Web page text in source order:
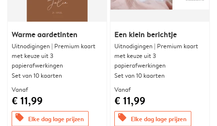
Warme aardetinten
Uitnodigingen | Premium kaart
met keuze uit 3
papierafwerkingen
Set van 10 kaarten
Vanaf
€ 11,99
offers Elke dag lage prijzen
Een klein berichtje
Uitnodigingen | Premium kaart
met keuze uit 3
papierafwerkingen
Set van 10 kaarten
Vanaf
€ 11,99
offers Elke dag lage prijzen